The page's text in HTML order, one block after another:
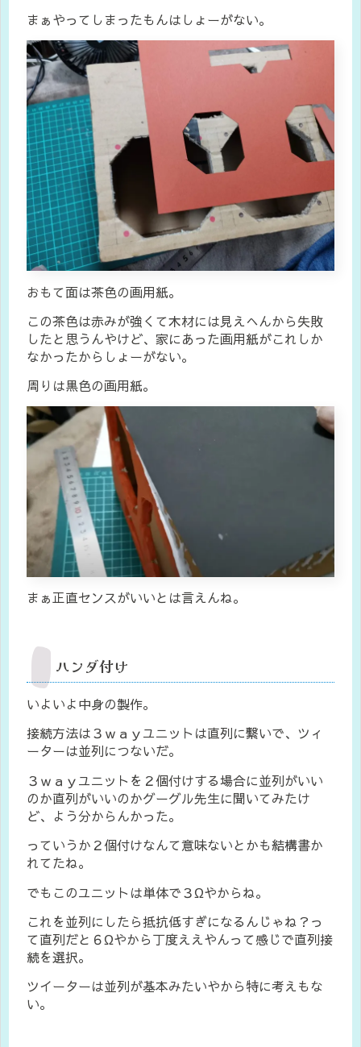
まぁやってしまったもんはしょーがない。
おもて面は茶色の画用紙。
この茶色は赤みが強くて木材には見えへんから失敗
したと思うんやけど、家にあった画用紙がこれしか
なかったからしょーがない。
周りは黒色の画用紙。
まぁ正直センスがいいとは言えんね。
ハンダ付け
いよいよ中身の製作。
接続方法は３ｗａｙユニットは直列に繋いで、ツィ
ーターは並列につないだ。
３ｗａｙユニットを２個付けする場合に並列がいい
のか直列がいいのかグーグル先生に聞いてみたけ
ど、よう分からんかった。
っていうか２個付けなんて意味ないとかも結構書か
れてたね。
でもこのユニットは単体で３Ωやからね。
これを並列にしたら抵抗低すぎになるんじゃね？っ
て直列だと６Ωやから丁度ええやんって感じで直列接
続を選択。
ツイーターは並列が基本みたいやから特に考えもな
い。